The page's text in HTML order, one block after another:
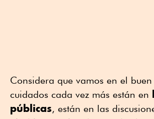
Considera que vamos en el
cuidados cada vez más están en
públicas, están en las